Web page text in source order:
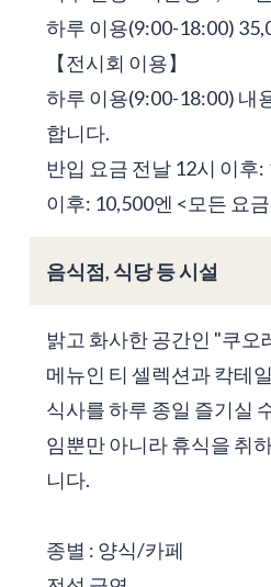
하루 이용(9:00-18:00)
【전시회 이용】
하루 이용(9:00-18:00) 내
합니다.
반입 요금 전날 12시 이후:
이후: 10,500엔 <모든 요
음식점, 식당 등 시설
밝고 화사한 공간인 "쿠오
메뉴인 티 셀렉션과 칵테
식사를 하루 종일 즐기실
임뿐만 아니라 휴식을 취
니다.
종별 : 양식/카페